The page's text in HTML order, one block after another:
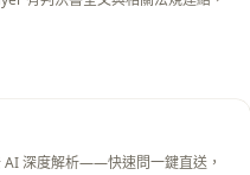
深度解析——快速問一鍵直送，